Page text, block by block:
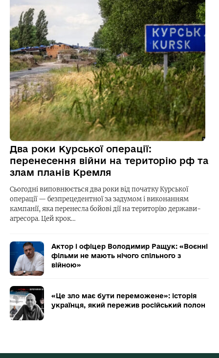
Два роки Курської операції:
перенесення війни на територію рф та
злам планів Кремля
Сьогодні виповнюється два роки від початку Курської
операції — безпрецедентної за задумом і виконанням
кампанії, яка перенесла бойові дії на територію держави-
агресора. Цей крок…
Актор і офіцер Володимир Ращук: «Воєнні
фільми не мають нічого спільного з
війною»
«Це зло має бути переможене»: історія
українця, який пережив російський полон